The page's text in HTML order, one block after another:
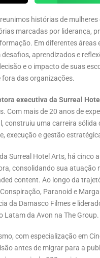
histórias de mulheres
marcadas por liderança,
Em diferentes áreas
aprendizados e
e o impacto de suas
fora das organizações.
executiva da Surreal
Com mais de 20 anos de
construiu uma carreira sólida
execução e gestão
Surreal Hotel Arts, há cinco
consolidando sua atuação
content. Ao longo da
Paranoid e
da Damasco Filmes e
Latam da Avon na The Group.
com especialização em
antes de migrar para a